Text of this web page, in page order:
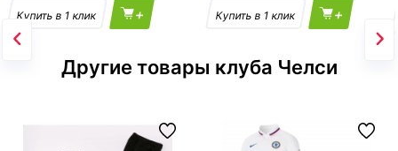
+ +
Другие товары клуба Челси